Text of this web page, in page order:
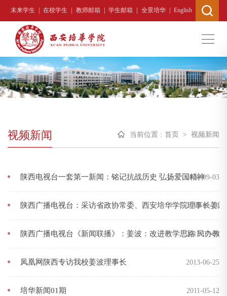
未来学生 | 在校学生 | 教师邮箱 | 学生邮箱 | 全景培华 | English
视频新闻 当前位置 : 首页 > 视频新闻
陕西电视台一套第一新闻：铭记抗战历史 弘扬爱国精神
2020-09-03
陕西广播电视台：采访省政协常委、西安培华学院理事长姜
2015-01-28
陕西广播电视台《新闻联播》：姜波：改进教学思路 民办教
2013-07-08
凤凰网陕西专访我校姜波理事长 2013-06-25
培华新闻01期 2011-05-12